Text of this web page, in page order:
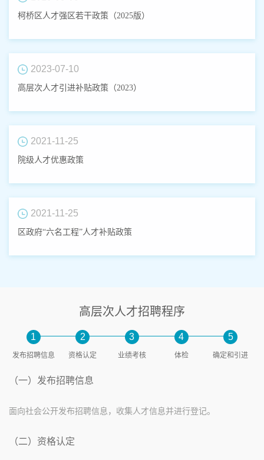
柯桥区人才强区若干政策（2025版）
2023-07-10
高层次人才引进补贴政策（2023）
2021-11-25
院级人才优惠政策
2021-11-25
区政府“六名工程”人才补贴政策
高层次人才招聘程序
1
发布招聘信息
2
资格认定
3
业绩考核
4
体检
5
确定和引进
（一）发布招聘信息
面向社会公开发布招聘信息，收集人才信息并进行登记。
（二）资格认定